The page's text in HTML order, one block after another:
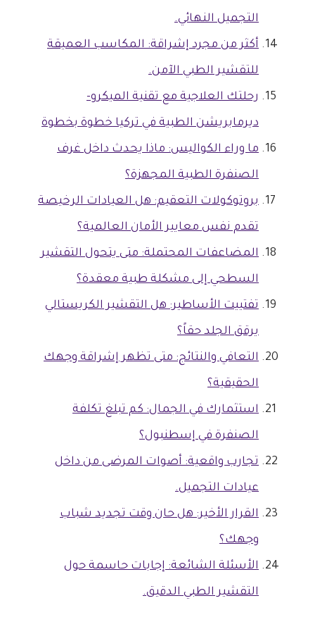
التجميل النهائي.
أكثر من مجرد إشراقة: المكاسب العميقة
للتقشير الطبي الآمن.
رحلتك العلاجية مع تقنية الميكرو-
ديرمابريشن الطبية في تركيا خطوة بخطوة
ما وراء الكواليس: ماذا يحدث داخل غرف
الصنفرة الطبية المجهزة؟
بروتوكولات التعقيم: هل العيادات الرخيصة
تقدم نفس معايير الأمان العالمية؟
المضاعفات المحتملة: متى يتحول التقشير
السطحي إلى مشكلة طبية معقدة؟
تفتييت الأساطير: هل التقشير الكريستالي
يرقق الجلد حقاً؟
التعافي والنتائج: متى تظهر إشراقة وجهك
الحقيقية؟
استثمارك في الجمال: كم تبلغ تكلفة
الصنفرة في إسطنبول؟
تجارب واقعية: أصوات المرضى من داخل
عيادات التجميل.
القرار الأخير: هل حان وقت تجديد شباب
وجهك؟
الأسئلة الشائعة: إجابات حاسمة حول
التقشير الطبي الدقيق.